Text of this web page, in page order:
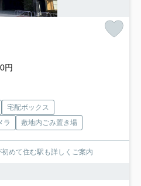
円
宅配ボックス
ラ 敷地内ごみ置き場
めて住む駅も詳しくご案内